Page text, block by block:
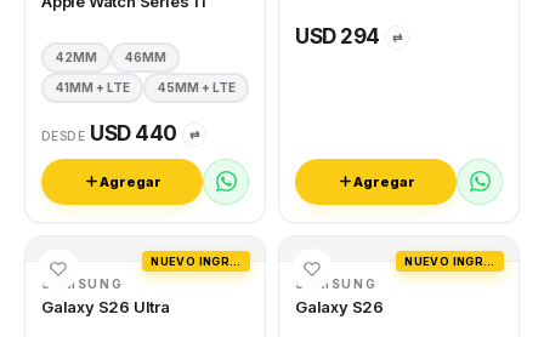
42MM 46MM
41MM + LTE 45MM + LTE
DESDE USD 440 ⇄
Agregar
USD 294 ⇄
Agregar
SAMSUNG
Galaxy S26 Ultra
SAMSUNG
Galaxy S26